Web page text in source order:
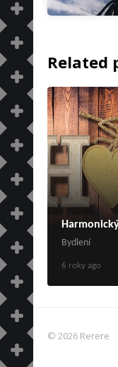
Related
Bydlení
6 roky ago
© 2026 Rerere